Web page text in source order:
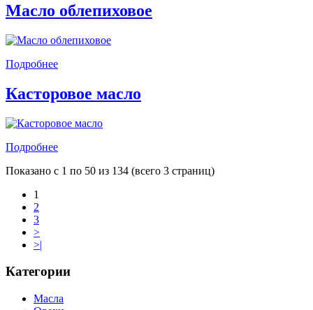
Масло облепиховое
Подробнее
Касторовое масло
Подробнее
Показано с 1 по 50 из 134 (всего 3 страниц)
1
2
3
>
>|
Категории
Масла